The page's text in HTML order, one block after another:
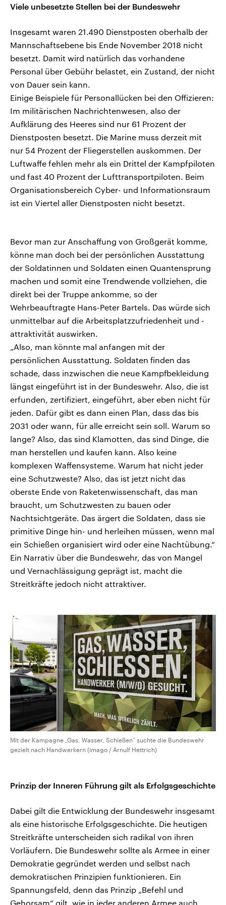
Viele unbesetzte Stellen bei der Bundeswehr
Insgesamt waren 21.490 Dienstposten oberhalb der
Mannschaftsebene bis Ende November 2018 nicht
besetzt. Damit wird natürlich das vorhandene
Personal über Gebühr belastet, ein Zustand, der nicht
von Dauer sein kann.
Einige Beispiele für Personallücken bei den Offizieren:
Im militärischen Nachrichtenwesen, also der
Aufklärung des Heeres sind nur 61 Prozent der
Dienstposten besetzt. Die Marine muss derzeit mit
nur 54 Prozent der Fliegerstellen auskommen. Der
Luftwaffe fehlen mehr als ein Drittel der Kampfpiloten
und fast 40 Prozent der Lufttransportpiloten. Beim
Organisationsbereich Cyber- und Informationsraum
ist ein Viertel aller Dienstposten nicht besetzt.
Bevor man zur Anschaffung von Großgerät komme,
könne man doch bei der persönlichen Ausstattung
der Soldatinnen und Soldaten einen Quantensprung
machen und somit eine Trendwende vollziehen, die
direkt bei der Truppe ankomme, so der
Wehrbeauftragte Hans-Peter Bartels. Das würde sich
unmittelbar auf die Arbeitsplatzzufriedenheit und -
attraktivität auswirken.
„Also, man könnte mal anfangen mit der
persönlichen Ausstattung. Soldaten finden das
schade, dass inzwischen die neue Kampfbekleidung
längst eingeführt ist in der Bundeswehr. Also, die ist
erfunden, zertifiziert, eingeführt, aber eben nicht für
jeden. Dafür gibt es dann einen Plan, dass das bis
2031 oder wann, für alle erreicht sein soll. Warum so
lange? Also, das sind Klamotten, das sind Dinge, die
man herstellen und kaufen kann. Also keine
komplexen Waffensysteme. Warum hat nicht jeder
eine Schutzweste? Also, das ist jetzt nicht das
oberste Ende von Raketenwissenschaft, das man
braucht, um Schutzwesten zu bauen oder
Nachtsichtgeräte. Das ärgert die Soldaten, dass sie
primitive Dinge hin- und herleihen müssen, wenn mal
ein Schießen organisiert wird oder eine Nachtübung.“
Ein Narrativ über die Bundeswehr, das von Mangel
und Vernachlässigung geprägt ist, macht die
Streitkräfte jedoch nicht attraktiver.
Mit der Kampagne „Gas, Wasser, Schießen“ suchte die Bundeswehr
gezielt nach Handwerkern (imago / Arnulf Hettrich)
Prinzip der Inneren Führung gilt als Erfolgsgeschichte
Dabei gilt die Entwicklung der Bundeswehr insgesamt
als eine historische Erfolgsgeschichte. Die heutigen
Streitkräfte unterscheiden sich radikal von ihren
Vorläufern. Die Bundeswehr sollte als Armee in einer
Demokratie gegründet werden und selbst nach
demokratischen Prinzipien funktionieren. Ein
Spannungsfeld, denn das Prinzip „Befehl und
Gehorsam“ gilt, wie in jeder anderen Armee auch.